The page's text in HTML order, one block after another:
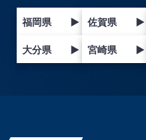
福岡県 ▶ 佐賀県 ▶
大分県 ▶ 宮崎県 ▶